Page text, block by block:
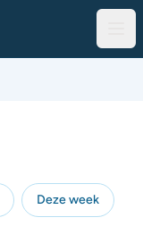
Deze week